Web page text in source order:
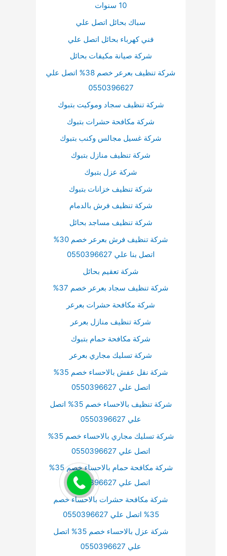
10 سنوات
سباك بحائل اتصل علي
فني كهرباء بحائل اتصل علي
شركة صيانة مكيفات بحائل
شركة تنظيف بعرعر خصم 38% اتصل علي
0550396627
شركة تنظيف سجاد وموكيت بتبوك
شركة مكافحة حشرات بتبوك
شركة غسيل مجالس وكنب بتبوك
شركة تنظيف منازل بتبوك
شركة عزل بتبوك
شركة تنظيف خزانات بتبوك
شركة تنظيف فرش بالدمام
شركة تنظيف مساجد بحائل
شركة تنظيف فرش بعرعر خصم 30%
اتصل بنا علي 0550396627
شركة تعقيم بحائل
شركة تنظيف سجاد بعرعر خصم 37%
شركة مكافحة حشرات بعرعر
شركة تنظيف منازل بعرعر
شركة مكافحة حمام بتبوك
شركة تسليك مجاري بعرعر
شركة نقل عفش بالاحساء خصم 35%
اتصل علي 0550396627
شركة تنظيف بالاحساء خصم 35% اتصل
علي 0550396627
شركة تسليك مجاري بالاحساء خصم 35%
اتصل علي 0550396627
شركة مكافحة حمام بالاحساء خصم 35%
اتصل علي 0550396627
شركة مكافحة حشرات بالاحساء خصم
35% اتصل علي 0550396627
شركة عزل بالاحساء خصم 35% اتصل
علي 0550396627